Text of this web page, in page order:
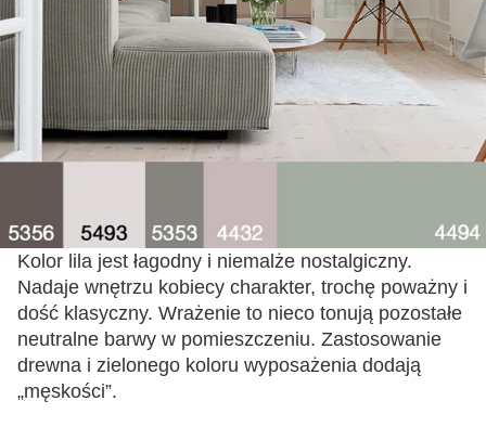
Kolor lila jest łagodny i niemalże nostalgiczny.
Nadaje wnętrzu kobiecy charakter, trochę poważny i
dość klasyczny. Wrażenie to nieco tonują pozostałe
neutralne barwy w pomieszczeniu. Zastosowanie
drewna i zielonego koloru wyposażenia dodają
„męskości”.